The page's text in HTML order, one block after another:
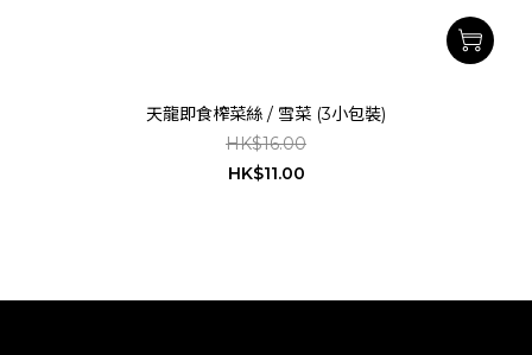
天龍即食榨菜絲 / 雪菜 (3小包裝)
HK$16.00
HK$11.00